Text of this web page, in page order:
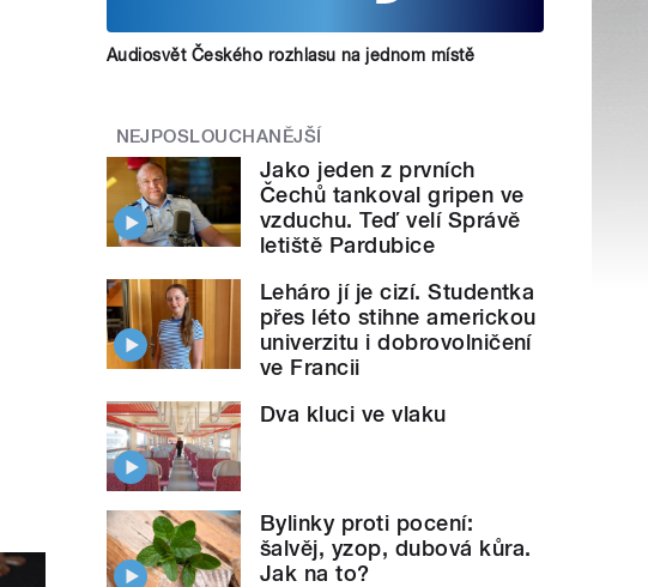
Audiosvět Českého rozhlasu na jednom místě
NEJPOSLOUCHANĚJŠÍ
Jako jeden z prvních
Čechů tankoval gripen ve
vzduchu. Teď velí Správě
letiště Pardubice
Leháro jí je cizí. Studentka
přes léto stihne americkou
univerzitu i dobrovolničení
ve Francii
Dva kluci ve vlaku
Bylinky proti pocení:
šalvěj, yzop, dubová kůra.
Jak na to?